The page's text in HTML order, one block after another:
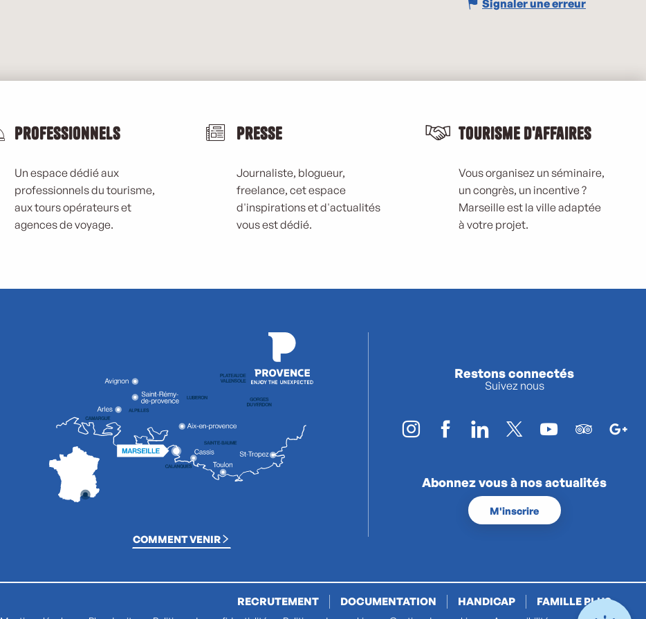
Signaler une erreur
Professionnels
Un espace dédié aux
professionnels du tourisme,
aux tours opérateurs et
agences de voyage.
Presse
Journaliste, blogueur,
freelance, cet espace
d'inspirations et d'actualités
vous est dédié.
Tourisme d'affaires
Vous organisez un séminaire,
un congrès, un incentive ?
Marseille est la ville adaptée
à votre projet.
COMMENT VENIR
Restons connectés
Suivez nous
Abonnez vous à nos actualités
M'inscrire
RECRUTEMENT DOCUMENTATION HANDICAP FAMILLE PLUS